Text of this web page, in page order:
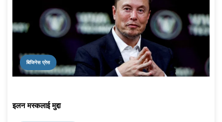
बिजिनेस प्रेस
इलन मस्कलाई मुद्दा